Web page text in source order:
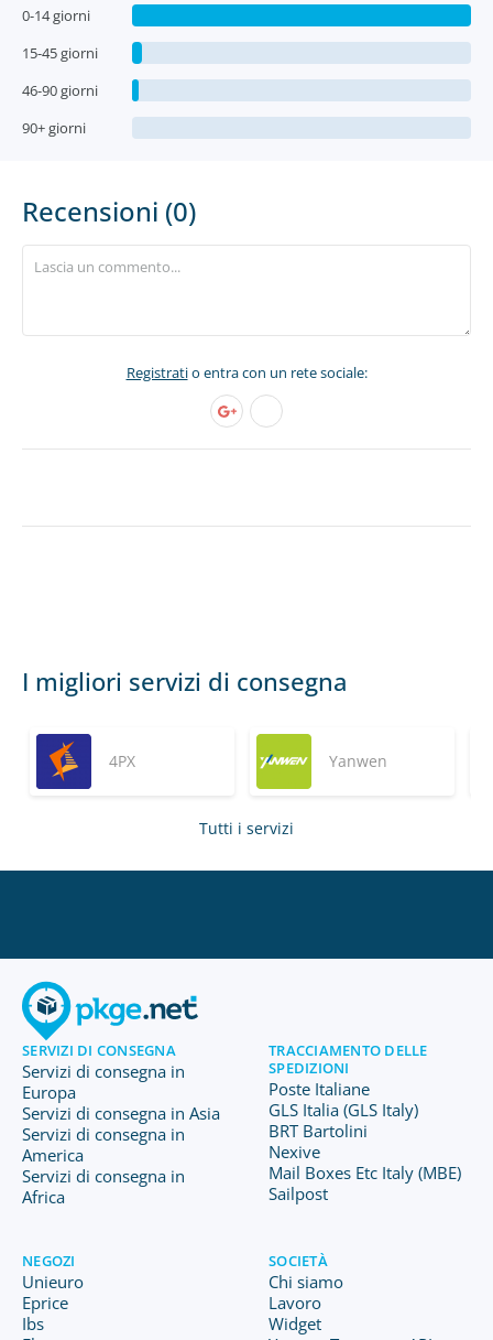
0-14 giorni
15-45 giorni
46-90 giorni
90+ giorni
Recensioni (0)
Registratio entra con un rete sociale:
I migliori servizi di consegna
4PX Yanwen
Tutti i servizi
SERVIZI DI CONSEGNA
Servizi di consegna in
Europa
Servizi di consegna in Asia
Servizi di consegna in
America
Servizi di consegna in
Africa
TRACCIAMENTO DELLE
SPEDIZIONI
Poste Italiane
GLS Italia (GLS Italy)
BRT Bartolini
Nexive
Mail Boxes Etc Italy (MBE)
Sailpost
NEGOZI
Unieuro
Eprice
Ibs
SOCIETÀ
Chi siamo
Lavoro
Widget